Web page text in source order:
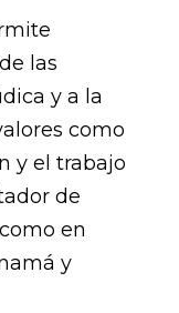
las
y a la
como
y el trabajo
de
en
y